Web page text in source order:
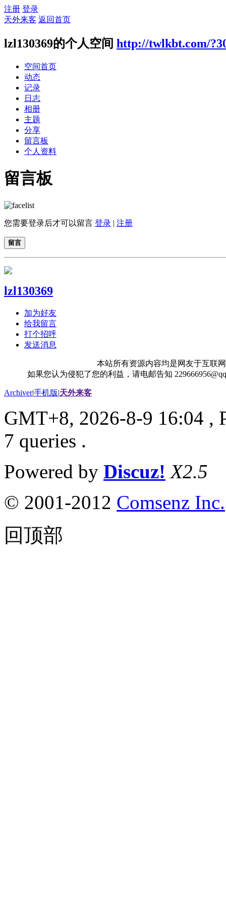
注册 登录
天外来客 返回首页
lzl130369的个人空间 http://twlkbt.com/
空间首页
动态
记录
日志
相册
主题
分享
留言板
个人资料
留言板
您需要登录后才可以留言 登录 | 注册
留言
lzl130369
加为好友
给我留言
打个招呼
发送消息
本站所有资源内容均是网友于互联
如果您认为侵犯了您的利益，请电邮告知
Archiver|手机版|天外来客
GMT+8, 2026-8-9 16:04 ,
7 queries .
Powered by Discuz! X2.5
© 2001-2012 Comsenz Inc.
回顶部